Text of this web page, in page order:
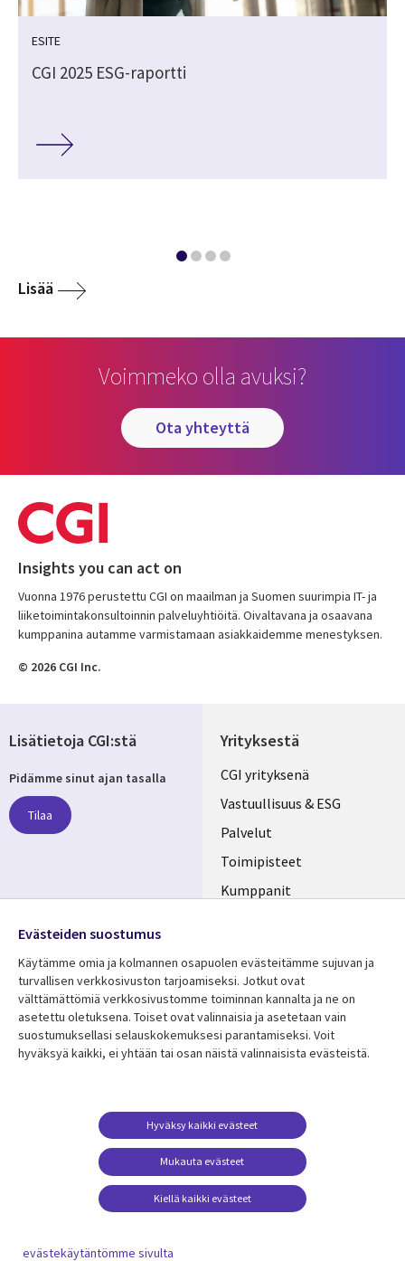
ESITE
CGI 2025 ESG-raportti
Lisää
Voimmeko olla avuksi?
ota yhteyttä
Insights you can act on
Vuonna 1976 perustettu CGI on maailman ja Suomen suurimpia IT- ja
liiketoimintakonsultoinnin palveluyhtiöitä. Oivaltavana ja osaavana
kumppanina autamme varmistamaan asiakkaidemme menestyksen.
© 2026 CGI Inc.
Yrityksestä
Useful
links
FINLAND
CGI yrityksenä
Vastuullisuus & ESG
Palvelut
Toimipisteet
Kumppanit
Resurssikeskus
Library
FINLAND
Asiakastarinat
Lisätietoa
Legal
Tietosuoja
Käyttöehdot
Yhteystiedot
Evästeasetuksesi
Lisätietoja CGI:stä
Pidämme sinut ajan tasalla
Tilaa
Media
FINLAND
Evästeiden suostumus
Käytämme omia ja kolmannen osapuolen evästeitämme sujuvan ja
turvallisen verkkosivuston tarjoamiseksi. Jotkut ovat
välttämättömiä verkkosivustomme toiminnan kannalta ja ne on
asetettu oletuksena. Toiset ovat valinnaisia ​​ja asetetaan vain
suostumuksellasi selauskokemuksesi parantamiseksi. Voit
hyväksyä kaikki, ei yhtään tai osan näistä valinnaisista evästeistä.
Mukauta evästeet
Hyväksy kaikki evästeet
Kiellä kaikki evästeet
evästekäytäntömme sivulta